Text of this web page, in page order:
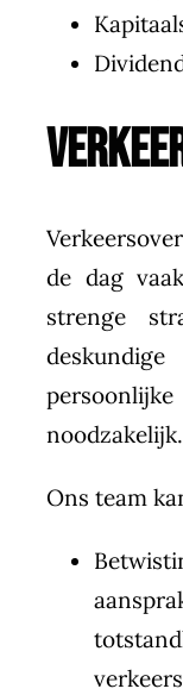
de dag
strenge
noodzakelijk.
Ons team